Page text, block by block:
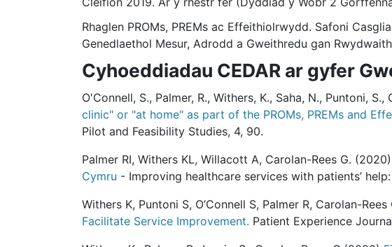
Rhaglen PROMs, PREMs ac Effeithiolrwydd. Safoni
Genedlaethol Mesur, Adrodd a Gweithredu gan
Cyhoeddiadau CEDAR ar gyfer
O'Connell, S., Palmer, R., Withers, K., Saha, N., Puntoni, S.,
clinic" or "at home" as part of the PROMs, PREMs and
Pilot and Feasibility Studies, 4, 90.
Palmer RI, Withers KL, Willacott A, Carolan-Rees G. (2020)
Cymru - Improving healthcare services with patients’
Withers K, Puntoni S, O’Connell S, Palmer R, Carolan-Rees
Facilitate Service Improvement. Patient Experience